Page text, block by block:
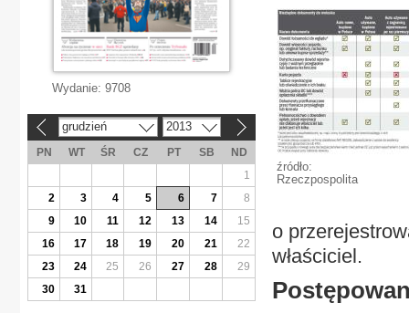
źródło:
Rzeczpospolita
o
właściciel.
Wydanie: 9708
grudzień 2013
PN WT ŚR CZ PT SB
ND
1
2
3 4 5 6 7
8
9
10 11 12 13 14
15
16
17 18 19 20 21
22
23
24 25 26 27 28
29
30
31